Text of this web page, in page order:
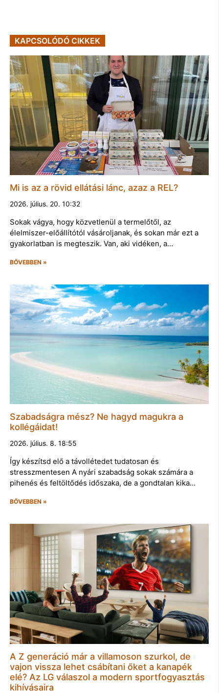
KAPCSOLÓDÓ CIKKEK
Mi is az a rövid ellátási lánc, azaz a REL?
2026. július. 20. 10:32
Sokak vágya, hogy közvetlenül a termelőtől, az
élelmiszer-előállítótól vásároljanak, és sokan már ezt a
gyakorlatban is megteszik. Van, aki vidéken, a…
BŐVEBBEN »
Szabadságra mész? Ne hagyd magukra a
kollégáidat!
2026. július. 8. 18:55
Így készítsd elő a távollétedet tudatosan és
stresszmentesen A nyári szabadság sokak számára a
pihenés és feltöltődés időszaka, de a gondtalan kika…
BŐVEBBEN »
A Z generáció már a villamoson szurkol, de
vajon vissza lehet csábítani őket a kanapék
elé? Az LG válaszol a modern sportfogyasztás
kihívásaira